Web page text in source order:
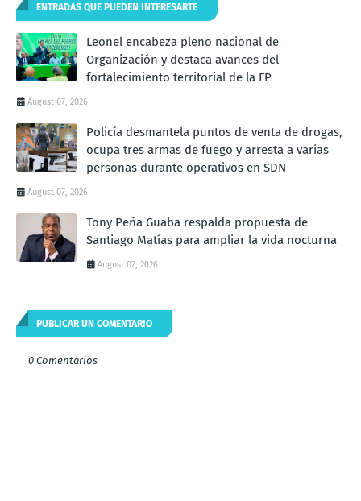
ENTRADAS QUE PUEDEN INTERESARTE
Leonel encabeza pleno nacional de
Organización y destaca avances del
fortalecimiento territorial de la FP
August 07, 2026
Policía desmantela puntos de venta de drogas,
ocupa tres armas de fuego y arresta a varias
personas durante operativos en SDN
August 07, 2026
Tony Peña Guaba respalda propuesta de
Santiago Matías para ampliar la vida nocturna
August 07, 2026
PUBLICAR UN COMENTARIO
0 Comentarios